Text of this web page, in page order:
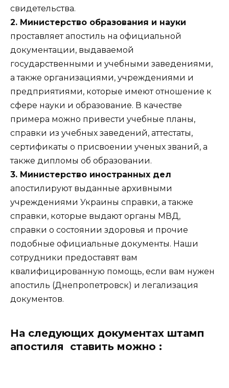
свидетельства.
2. Министерство образования и науки
проставляет апостиль на официальной
документации, выдаваемой
государственными и учебными заведениями,
а также организациями, учреждениями и
предприятиями, которые имеют отношение к
сфере науки и образование. В качестве
примера можно привести учебные планы,
справки из учебных заведений, аттестаты,
сертификаты о присвоении ученых званий, а
также дипломы об образовании.
3. Министерство иностранных дел
апостилируют выданные архивными
учреждениями Украины справки, а также
справки, которые выдают органы МВД,
справки о состоянии здоровья и прочие
подобные официальные документы. Наши
сотрудники предоставят вам
квалифицированную помощь, если вам нужен
апостиль (Днепропетровск) и легализация
документов.
На следующих документах штамп
апостиля ставить можно :